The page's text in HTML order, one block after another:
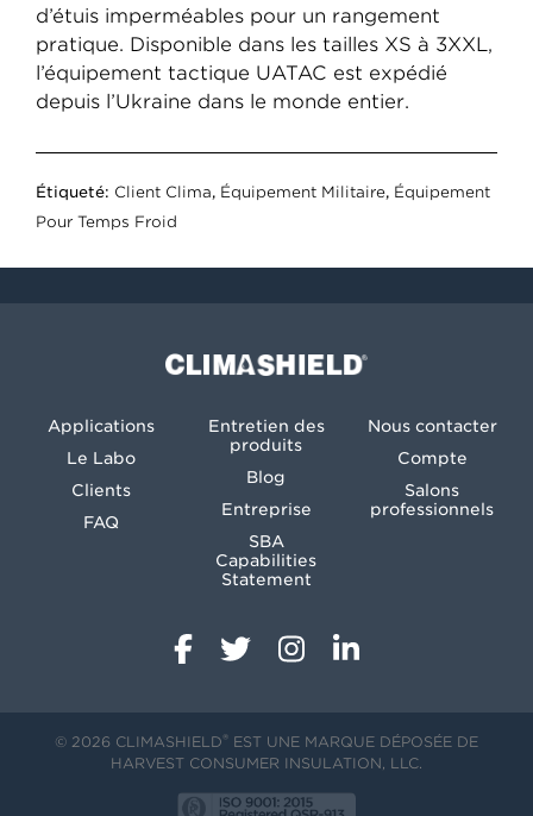
d’étuis imperméables pour un rangement
pratique. Disponible dans les tailles XS à 3XXL,
l’équipement tactique UATAC est expédié
depuis l’Ukraine dans le monde entier.
Étiqueté: Client Clima, Équipement Militaire, Équipement
Pour Temps Froid
Climashield®
Applications
Le Labo
Clients
FAQ
Entretien des
produits
Blog
Entreprise
SBA
Capabilities
Statement
Nous contacter
Compte
Salons
professionnels
© 2026 CLIMASHIELD ® EST UNE MARQUE DÉPOSÉE DE
HARVEST CONSUMER INSULATION, LLC.